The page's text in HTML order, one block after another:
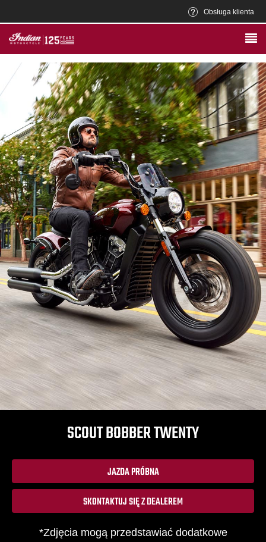
Obsługa klienta
SCOUT BOBBER TWENTY
JAZDA PRÓBNA
SKONTAKTUJ SIĘ Z DEALEREM
*Zdjęcia mogą przedstawiać dodatkowe